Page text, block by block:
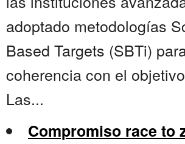
adoptado metodologías
Based Targets (SBTi)
coherencia con el
Las...
Compromiso race to